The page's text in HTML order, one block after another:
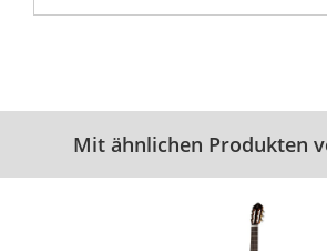
Mit ähnlichen Produkten